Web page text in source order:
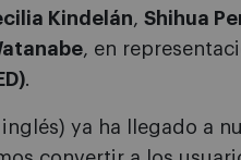
Kindelán, Shihua
, en
.
ya ha llegado a